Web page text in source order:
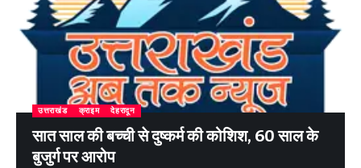
उत्तराखंड क्राइम देहरादून
सात साल की बच्ची से दुष्कर्म की कोशिश, 60 साल के
बुजुर्ग पर आरोप